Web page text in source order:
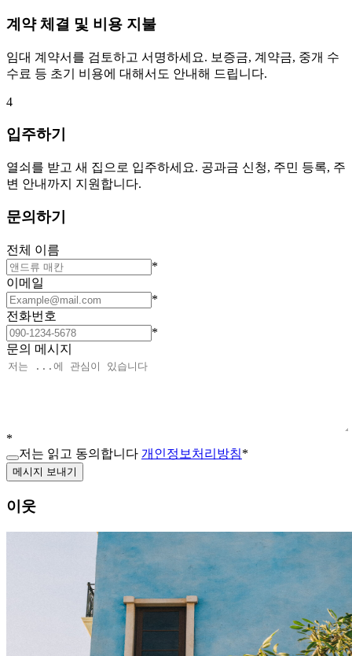
계약 체결 및 비용 지불
임대 계약서를 검토하고 서명하세요. 보증금, 계약금, 중개 수
수료 등 초기 비용에 대해서도 안내해 드립니다.
4
입주하기
열쇠를 받고 새 집으로 입주하세요. 공과금 신청, 주민 등록, 주
변 안내까지 지원합니다.
문의하기
전체 이름
*
이메일
*
전화번호
*
문의 메시지
*
저는 읽고 동의합니다 개인정보처리방침*
메시지 보내기
이웃